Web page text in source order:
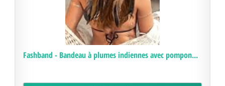
Fashband - Bandeau à plumes indiennes avec pompon...